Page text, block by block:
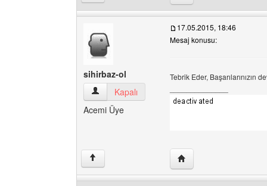
sihirbaz-ol
sihirbaz-ol Kullanıcının profilini görüntüle
Kapalı
Acemi Üye
17.05.2015, 18:46
Mesaj konusu:
Tebrik Eder, Başarılarınızın
↑ Yazarın web sitesini